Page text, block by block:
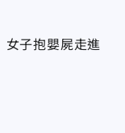
子抱嬰屍走進